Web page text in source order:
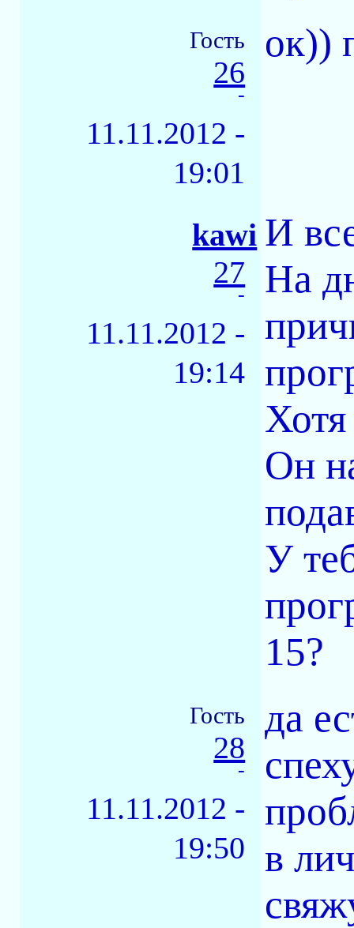
Гость
26
-
11.11.2012 -
19:01
ок))
kawi
27
-
11.11.2012 -
19:14
И
На
Он
У
15?
Гость
28
-
11.11.2012 -
19:50
да
в